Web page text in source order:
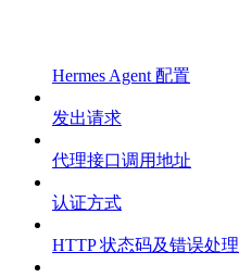
Hermes Agent 配置
发出请求
代理接口调用地址
认证方式
HTTP 状态码及错误处理